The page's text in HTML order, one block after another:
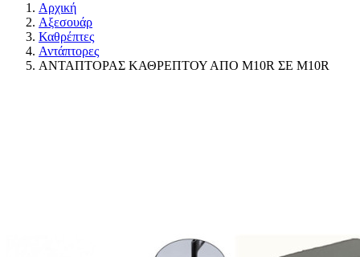
Αρχική
Αξεσουάρ
Καθρέπτες
Αντάπτορες
ΑΝΤΑΠΤΟΡΑΣ ΚΑΘΡΕΠΤΟΥ ΑΠΟ Μ10R ΣΕ Μ10R